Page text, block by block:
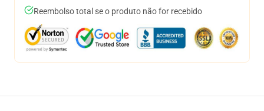
Reembolso total se o produto não for recebido